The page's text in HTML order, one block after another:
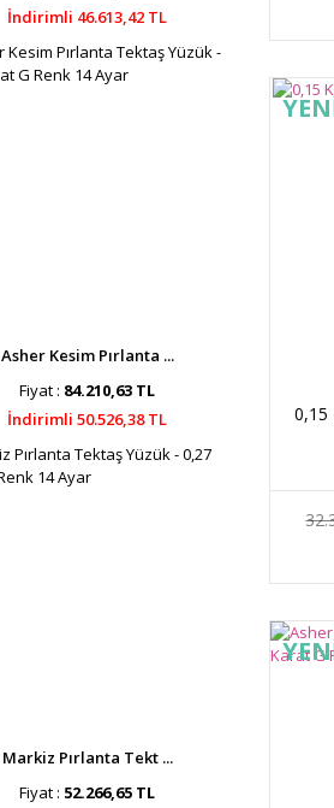
İndirimli 46.613,42 TL
Asher Kesim Pırlanta ...
Fiyat : 84.210,63 TL
İndirimli 50.526,38 TL
Markiz Pırlanta Tekt ...
Fiyat : 52.266,65 TL
0,15